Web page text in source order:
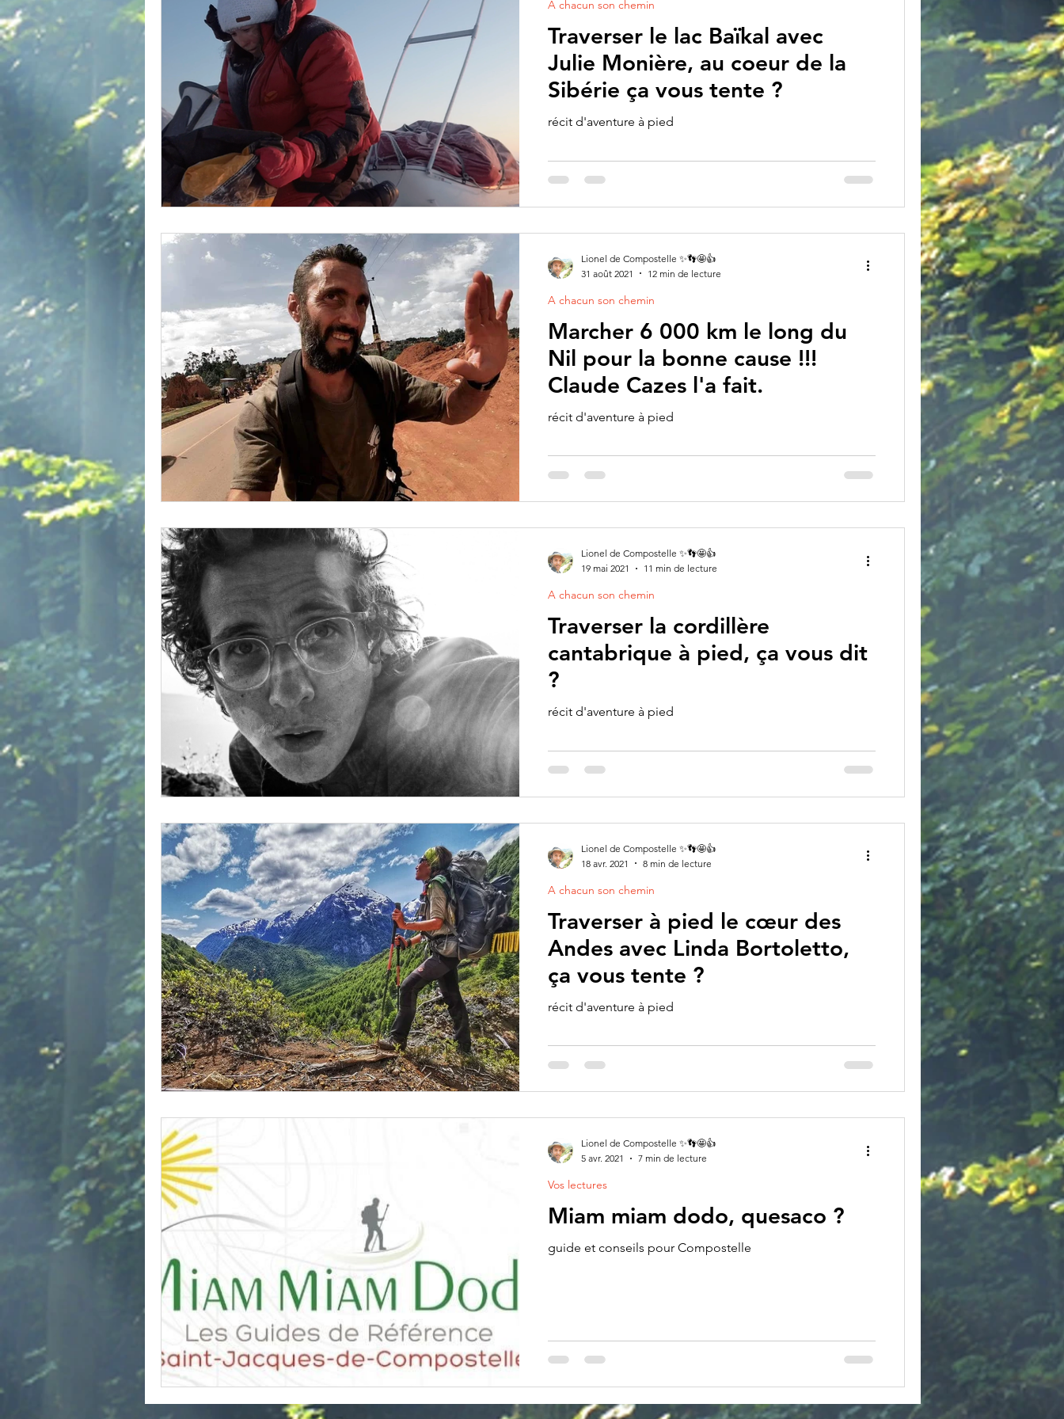
Traverser le lac Baïkal avec
Julie Monière, au coeur de la
Sibérie ça vous tente ?
récit d'aventure à pied
A chacun son chemin
Marcher 6 000 km le long du
Nil pour la bonne cause !!!
Claude Cazes l'a fait.
récit d'aventure à pied
A chacun son chemin
Lionel de Compostelle ✨👣🤩👍
31 août 2021
12 min de lecture
Traverser la cordillère
cantabrique à pied, ça vous dit
?
récit d'aventure à pied
A chacun son chemin
Lionel de Compostelle ✨👣🤩👍
19 mai 2021
11 min de lecture
Traverser à pied le cœur des
Andes avec Linda Bortoletto,
ça vous tente ?
récit d'aventure à pied
A chacun son chemin
Lionel de Compostelle ✨👣🤩👍
18 avr. 2021
8 min de lecture
Miam miam dodo, quesaco ?
guide et conseils pour Compostelle
Vos lectures
Lionel de Compostelle ✨👣🤩👍
5 avr. 2021
7 min de lecture